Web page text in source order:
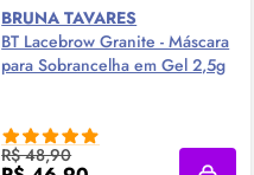
BRUNA TAVARES
BT Lacebrow Granite - Máscara
para Sobrancelha em Gel 2,5g
R$ 48,90